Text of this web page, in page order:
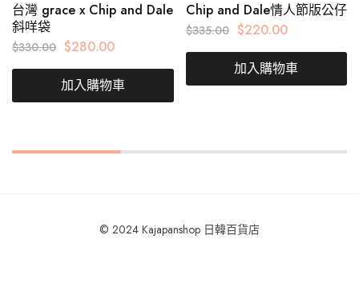
台灣 grace x Chip and Dale
斜咩袋
$330.00 $280.00
加入購物車
Chip and Dale情人節版公仔
$335.00 $220.00
加入購物車
© 2024 Kajapanshop 日韓百貨店